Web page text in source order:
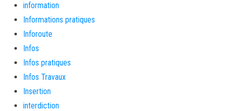
information
Informations pratiques
Inforoute
Infos
Infos pratiques
Infos Travaux
Insertion
interdiction